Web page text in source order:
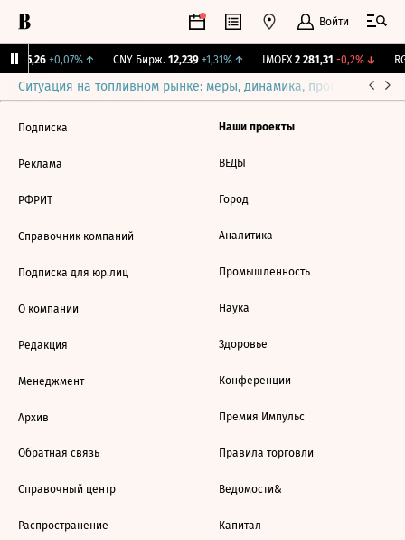
Войти
115,26 +0,07%↑ CNY Бирж. 12,239 +1,31%↑ IMOEX 2 281,31 -0,2%↓
Ситуация на топливном рынке: меры, динамика, прогнозы
Подписка
Реклама
РФРИТ
Справочник компаний
Подписка для юр.лиц
О компании
Редакция
Менеджмент
Архив
Обратная связь
Справочный центр
Распространение
Наши проекты
ВЕДЫ
Город
Аналитика
Промышленность
Наука
Здоровье
Конференции
Премия Импульс
Правила торговли
Ведомости&
Капитал